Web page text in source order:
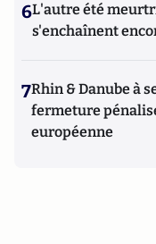
6L'autre été
s'enchaînent
7Rhin & Danube à
fermeture
européenne